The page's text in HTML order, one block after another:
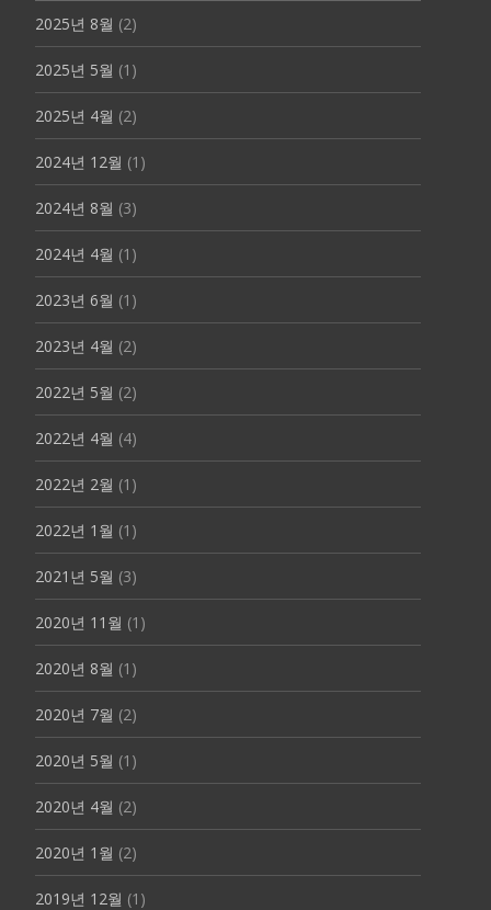
2025년 8월 (2)
2025년 5월 (1)
2025년 4월 (2)
2024년 12월 (1)
2024년 8월 (3)
2024년 4월 (1)
2023년 6월 (1)
2023년 4월 (2)
2022년 5월 (2)
2022년 4월 (4)
2022년 2월 (1)
2022년 1월 (1)
2021년 5월 (3)
2020년 11월 (1)
2020년 8월 (1)
2020년 7월 (2)
2020년 5월 (1)
2020년 4월 (2)
2020년 1월 (2)
2019년 12월 (1)